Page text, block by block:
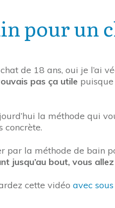
pour un
de 18 ans, oui je l’ai
pas ça utile
la méthode qui
concrète.
par la méthode de bain
jusqu’au bout, vous
cette vidéo avec